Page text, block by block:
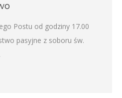
Postu od godziny 17.00
pasyjne z soboru św.